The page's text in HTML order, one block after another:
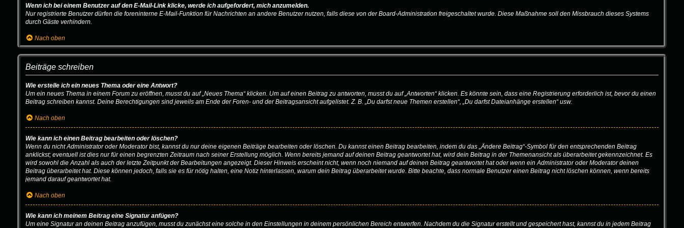
Wenn ich bei einem Benutzer auf den E-Mail-Link klicke, werde ich aufgefordert, mich anzumelden.
Nur registrierte Benutzer dürfen die foreninterne E-Mail-Funktion für Nachrichten an andere Benutzer nutzen, falls diese von der Board-Administration freigeschaltet wurde. Diese Maßnahme soll den Missbrauch dieses Systems
durch Gäste verhindern.
Nach oben
Beiträge schreiben
Wie erstelle ich ein neues Thema oder eine Antwort?
Um ein neues Thema in einem Forum zu eröffnen, musst du auf „Neues Thema“ klicken. Um auf einen Beitrag zu antworten, musst du auf „Antworten“ klicken. Es könnte sein, dass eine Registrierung erforderlich ist, bevor du einen
Beitrag schreiben kannst. Deine Berechtigungen sind jeweils am Ende der Foren- und der Beitragsansicht aufgelistet. Z. B. „Du darfst neue Themen erstellen“, „Du darfst Dateianhänge erstellen“ usw.
Nach oben
Wie kann ich einen Beitrag bearbeiten oder löschen?
Wenn du nicht Administrator oder Moderator bist, kannst du nur deine eigenen Beiträge bearbeiten oder löschen. Du kannst einen Beitrag bearbeiten, indem du das „Ändere Beitrag“-Symbol für den entsprechenden Beitrag
anklickst; eventuell ist dies nur für einen begrenzten Zeitraum nach seiner Erstellung möglich. Wenn bereits jemand auf deinen Beitrag geantwortet hat, wird dein Beitrag in der Themenansicht als überarbeitet gekennzeichnet. Es
wird sowohl die Anzahl als auch der letzte Zeitpunkt der Bearbeitungen angezeigt. Dieser Hinweis erscheint nicht, wenn noch niemand auf deinen Beitrag geantwortet hat oder wenn ein Administrator oder Moderator deinen
Beitrag überarbeitet hat. Diese können jedoch, falls sie es für nötig halten, eine Notiz hinterlassen, warum dein Beitrag überarbeitet wurde. Bitte beachte, dass normale Benutzer einen Beitrag nicht löschen können, wenn bereits
jemand darauf geantwortet hat.
Nach oben
Wie kann ich meinem Beitrag eine Signatur anfügen?
Um eine Signatur an deinen Beitrag anzufügen, musst du zunächst eine solche in den Einstellungen in deinem persönlichen Bereich entwerfen. Nachdem du die Signatur erstellt und gespeichert hast, kannst du in jedem Beitrag